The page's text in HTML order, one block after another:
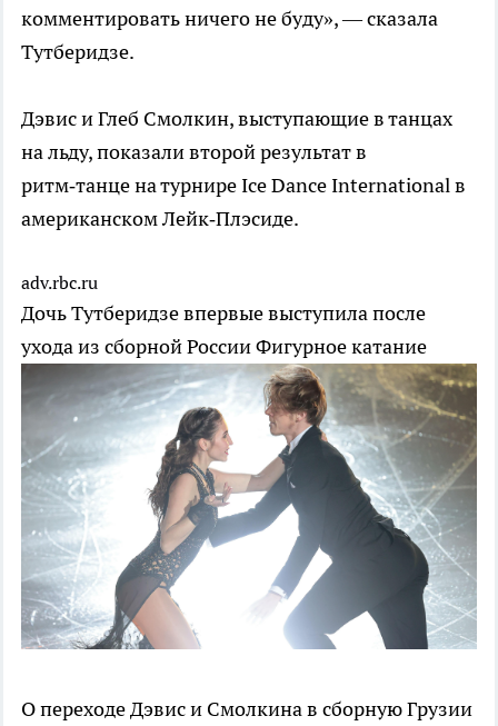
комментировать ничего не буду», — сказала
Тутберидзе.
Дэвис и Глеб Смолкин, выступающие в танцах
на льду, показали второй результат в
ритм‑танце на турнире Ice Dance International в
американском Лейк‑Плэсиде.
adv.rbc.ru
Дочь Тутберидзе впервые выступила после
ухода из сборной РоссииФигурное катание
О переходе Дэвис и Смолкина в сборную Грузии